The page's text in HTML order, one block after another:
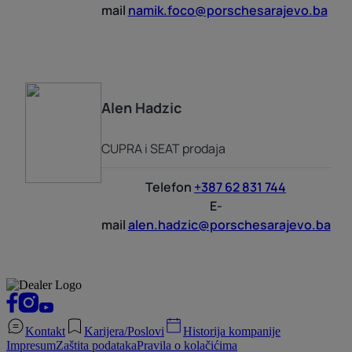
mail namik.foco@porschesarajevo.ba
Alen Hadzic
CUPRA i SEAT prodaja
Telefon +387 62 831 744
E-
mailalen.hadzic@porschesarajevo.ba
Kontakt Karijera/Poslovi
Historija kompanije
ImpresumZaštita podatakaPravila o kolačićima